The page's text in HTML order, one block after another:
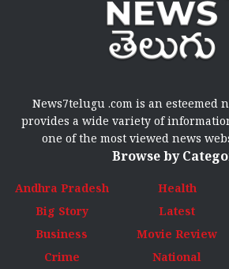
News7telugu .com is an esteemed
provides a wide variety of
one of the most viewed news
Browse by
Andhra Pradesh
Big Story
Business
Crime
Health
Latest
Movie Review
National